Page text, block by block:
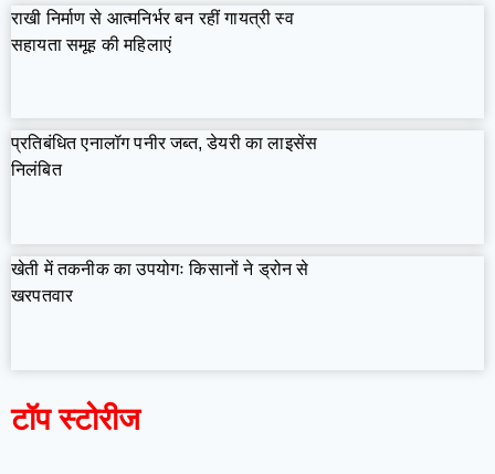
राखी निर्माण से आत्मनिर्भर बन रहीं गायत्री स्व
सहायता समूह की महिलाएं
प्रतिबंधित एनालॉग पनीर जब्त, डेयरी का लाइसेंस
निलंबित
खेती में तकनीक का उपयोगः किसानों ने ड्रोन से
खरपतवार
टॉप स्टोरीज